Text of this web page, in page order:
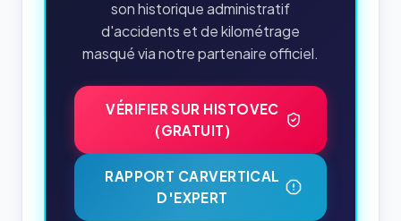
son historique administratif
d'accidents et de kilométrage
masqué via notre partenaire officiel.
VÉRIFIER SUR HISTOVEC
(GRATUIT)
RAPPORT CARVERTICAL
D'EXPERT